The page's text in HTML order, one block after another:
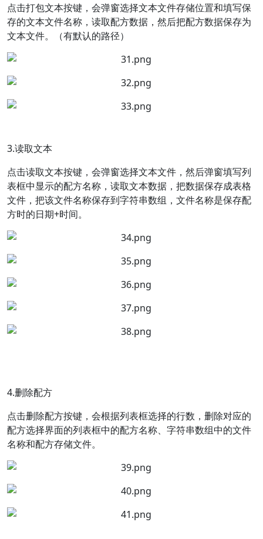
点击打包文本按键，会弹窗选择文本文件存储位置和填写保
存的文本文件名称，读取配方数据，然后把配方数据保存为
文本文件。（有默认的路径）
3.读取文本
点击读取文本按键，会弹窗选择文本文件，然后弹窗填写列
表框中显示的配方名称，读取文本数据，把数据保存成表格
文件，把该文件名称保存到字符串数组，文件名称是保存配
方时的日期+时间。
4.删除配方
点击删除配方按键，会根据列表框选择的行数，删除对应的
配方选择界面的列表框中的配方名称、字符串数组中的文件
名称和配方存储文件。